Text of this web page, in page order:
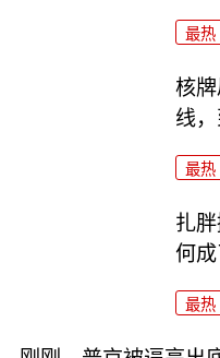
最热
核
线，
最热
扎
何成
最热